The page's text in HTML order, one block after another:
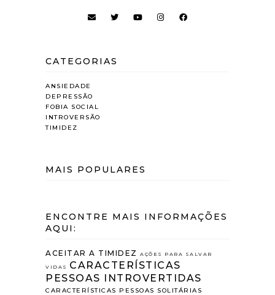
CATEGORIAS
ANSIEDADE
DEPRESSÃO
FOBIA SOCIAL
INTROVERSÃO
TIMIDEZ
MAIS POPULARES
ENCONTRE MAIS INFORMAÇÕES
AQUI:
ACEITAR A TIMIDEZ AÇÕES PARA SALVAR
VIDAS
CARACTERÍSTICAS
PESSOAS INTROVERTIDAS
CARACTERÍSTICAS PESSOAS SOLITÁRIAS